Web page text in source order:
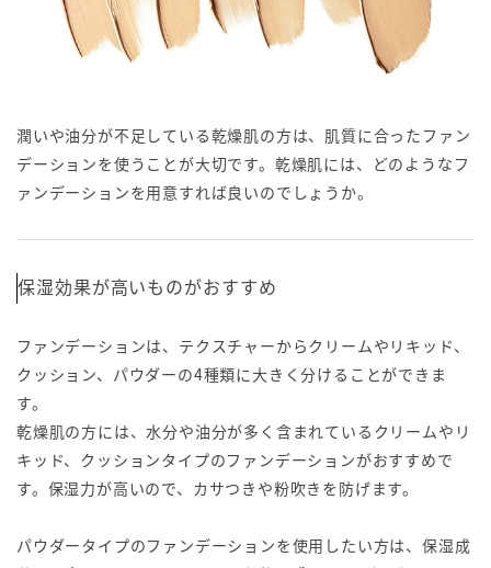
潤いや油分が不足している乾燥肌の方は、肌質に合ったファン
デーションを使うことが大切です。乾燥肌には、どのようなフ
ァンデーションを用意すれば良いのでしょうか。
保湿効果が高いものがおすすめ
ファンデーションは、テクスチャーからクリームやリキッド、
クッション、パウダーの4種類に大きく分けることができま
す。
乾燥肌の方には、水分や油分が多く含まれているクリームやリ
キッド、クッションタイプのファンデーションがおすすめで
す。保湿力が高いので、カサつきや粉吹きを防げます。
パウダータイプのファンデーションを使用したい方は、保湿成